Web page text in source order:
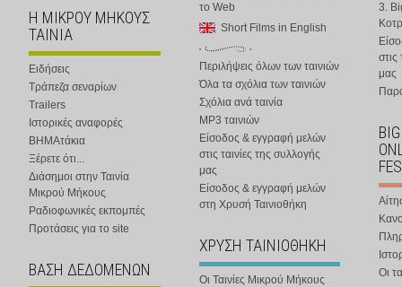
Η ΜΙΚΡΟΥ ΜΗΚΟΥΣ
ΤΑΙΝΙΑ
Ειδήσεις
Τράπεζα σεναρίων
Trailers
Ιστορικές αναφορές
ΒΗΜΑτάκια
Ξέρετε ότι...
Διάσημοι στην Ταινία
Μικρού Μήκους
Ραδιοφωνικές εκπομπές
Προτάσεις για το site
ΒΑΣΗ ΔΕΔΟΜΕΝΩΝ
το Web
Short Films in English
Περιλήψεις όλων των ταινιών
Όλα τα σχόλια των ταινιών
Σχόλια ανά ταινία
MP3 ταινιών
Είσοδος & εγγραφή μελών
στις ταινίες της συλλογής
μας
Είσοδος & εγγραφή μελών
στη Χρυσή Ταινιοθήκη
ΧΡΥΣΗ ΤΑΙΝΙΟΘΗΚΗ
Οι Ταινίες Μικρού Μήκους
3.
στις
μας
Οι